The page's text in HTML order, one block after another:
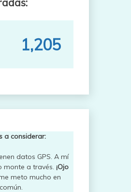
1,205
a considerar:
datos GPS. A mí
monte a través. ¡Ojo
meto mucho en